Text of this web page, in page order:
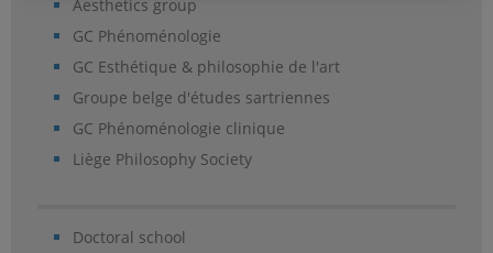
Aesthetics group
GC Phénoménologie
GC Esthétique & philosophie de l'art
Groupe belge d'études sartriennes
GC Phénoménologie clinique
Liège Philosophy Society
Doctoral school